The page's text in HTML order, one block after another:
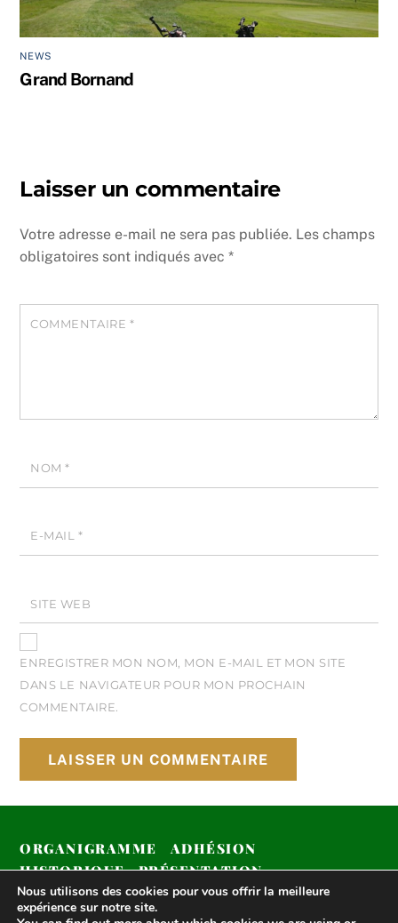
NEWS
Grand Bornand
Laisser un commentaire
Votre adresse e-mail ne sera pas publiée. Les champs
obligatoires sont indiqués avec*
COMMENTAIRE *
NOM*
E-MAIL *
SITE WEB
ENREGISTRER MON NOM, MON E-MAIL ET MON SITE
DANS LE NAVIGATEUR POUR MON PROCHAIN
COMMENTAIRE.
ORGANIGRAMME
ADHÉSION
HISTORIQUE
PRÉSENTATION
COMPÉTITIONS 2024
Nous utilisons des cookies pour vous offrir la meilleure
expérience sur notre site.